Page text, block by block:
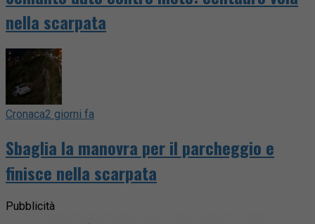
nella scarpata
Cronaca2 giorni fa
Sbaglia la manovra per il parcheggio e
finisce nella scarpata
Pubblicità